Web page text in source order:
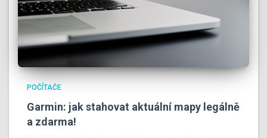
POČÍTAČE
Garmin: jak stahovat aktuální mapy legálně
a zdarma!